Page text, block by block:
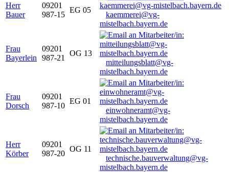
Herr
Bauer
09201
987-15
EG 05
kaemmerei@vg-
mistelbach.bayern.de
Frau
Bayerlein
09201
987-21
OG 13
mitteilungsblatt@vg-
mistelbach.bayern.de
Frau
Dorsch
09201
987-10
EG 01
einwohneramt@vg-
mistelbach.bayern.de
Herr
Körber
09201
987-20
OG 11
technische.bauverwaltung@vg-
mistelbach.bayern.de